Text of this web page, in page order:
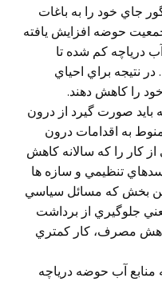
جاي خود را به باغات
حوضه افزايش يافته
درياچه کم شده تا
نتيجه براي احياي
را کاهش دهند.
بايد صورت گيرد از درون
به اقدامات درون
کار را که سالانه کاهش
تنظيمي و سازه ها
بخش که مسائل سياسي
جلوگيري از برداشت
مصرف، کار کمتري
منابع آب حوضه درياچه